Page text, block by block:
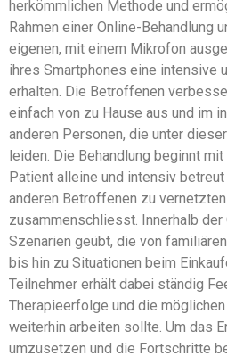
herkömmlichen Methode und
Rahmen einer Online-Behandlung
eigenen, mit einem Mikrofon
ihres Smartphones eine intensive
erhalten. Die Betroffenen
einfach von zu Hause aus und im
anderen Personen, die unter
leiden. Die Behandlung beginnt
Patient alleine und intensiv
anderen Betroffenen zu
zusammenschliesst. Innerhalb
Szenarien geübt, die von
bis hin zu Situationen beim
Teilnehmer erhält dabei ständig
Therapieerfolge und die
weiterhin arbeiten sollte. Um das
umzusetzen und die Fortschritte